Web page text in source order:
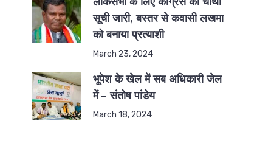
लोकसभा के लिए कांग्रेस की चौथी
सूची जारी, बस्तर से कवासी लखमा
को बनाया प्रत्याशी
March 23, 2024
भूपेश के खेल में सब अधिकारी जेल
में – संतोष पांडेय
March 18, 2024